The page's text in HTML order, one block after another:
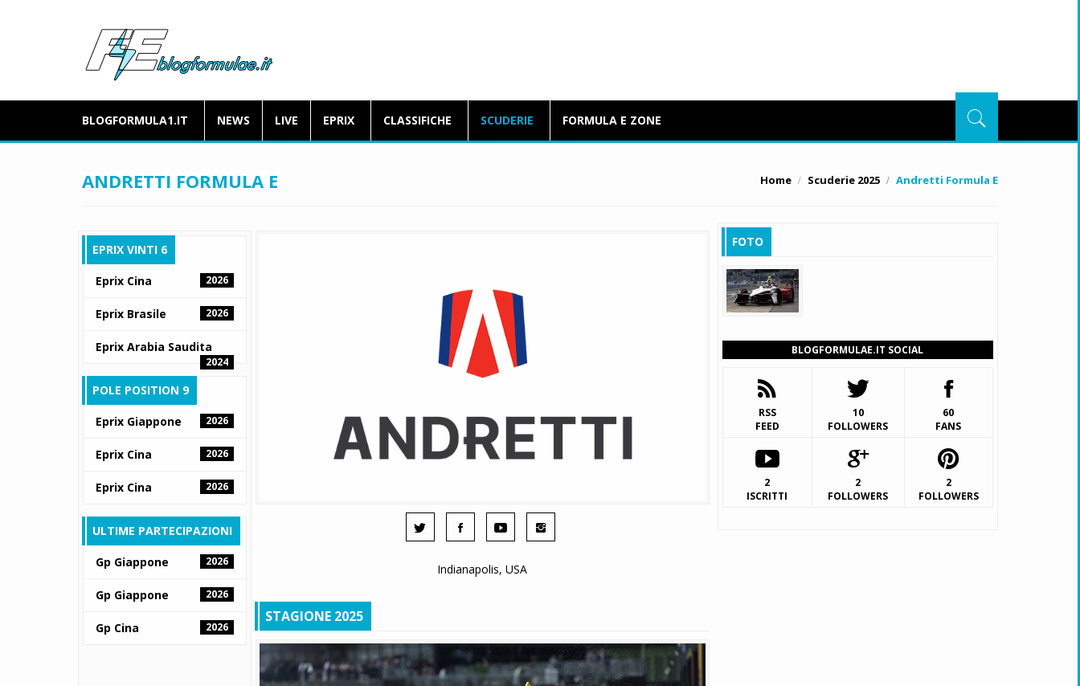
BLOGFORMULA1.IT NEWS LIVE EPRIX CLASSIFICHE SCUDERIE FORMULA E ZONE
ANDRETTI FORMULA E Home Scuderie 2025 Andretti Formula E
EPRIX VINTI 6
Eprix Cina 2026
Eprix Brasile 2026
Eprix Arabia Saudita
2024
POLE POSITION 9
Eprix Giappone 2026
Eprix Cina 2026
Eprix Cina 2026
ULTIME PARTECIPAZIONI
Gp Giappone 2026
Gp Giappone 2026
Gp Cina 2026
Indianapolis, USA
STAGIONE 2025
FOTO
BLOGFORMULAE.IT SOCIAL
RSS
FEED
10
FOLLOWERS
60
FANS
2
ISCRITTI
2
FOLLOWERS
2
FOLLOWERS